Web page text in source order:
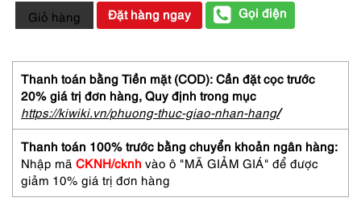
6210-
CORYSE
Opera
4ml
splash
perfume-
Nước
hoa
nữ-
Đã
sử
Giỏ hàng Đặt hàng ngay Gọi điện
Thanh toán bằng Tiền mặt (COD): Cần đặt cọc trước
20% giá trị đơn hàng, Quy định trong mục
https://kiwiki.vn/phuong-thuc-giao-nhan-hang/
Thanh toán 100% trước bằng chuyển khoản ngân hàng:
Nhập mã CKNH/cknh vào ô "MÃ GIẢM GIÁ" để được
giảm 10% giá trị đơn hàng